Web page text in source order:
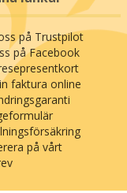
över
mot
att göra
du
dåtid och
som
i
på Trustpilot
på Facebook
faktura online
på vårt